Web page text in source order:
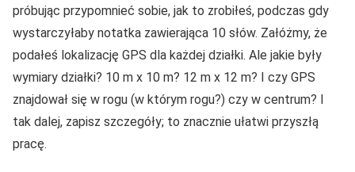
próbując przypomnieć sobie, jak to zrobiłeś, podczas gdy
wystarczyłaby notatka zawierająca 10 słów. Załóżmy, że
podałeś lokalizację GPS dla każdej działki. Ale jakie były
wymiary działki? 10 m x 10 m? 12 m x 12 m? I czy GPS
znajdował się w rogu (w którym rogu?) czy w centrum? I
tak dalej, zapisz szczegóły; to znacznie ułatwi przyszłą
pracę.